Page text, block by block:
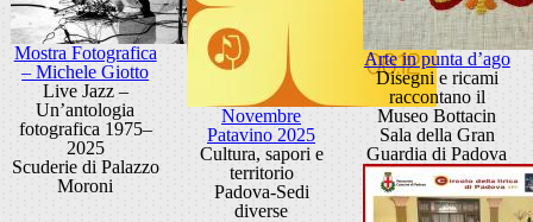
Mostra Fotografica
– Michele Giotto
Live Jazz –
Un’antologia
fotografica 1975–
2025
Scuderie di Palazzo
Moroni
Novembre
Patavino 2025
Cultura, sapori e
territorio
Padova-Sedi
diverse
Arte in punta d’ago
Disegni e ricami
raccontano il
Museo Bottacin
Sala della Gran
Guardia di Padova